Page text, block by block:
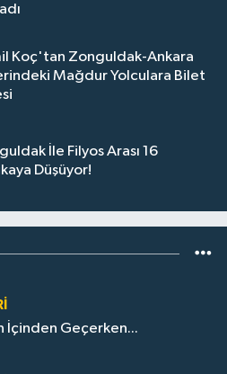
Koç'tan Zonguldak-Ankara
Mağdur Yolculara Bilet
İle Filyos Arası 16
Düşüyor!
İçinden Geçerken...